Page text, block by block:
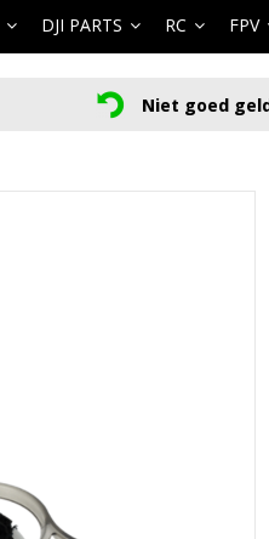
DJI PARTS RC FPV
Niet goed